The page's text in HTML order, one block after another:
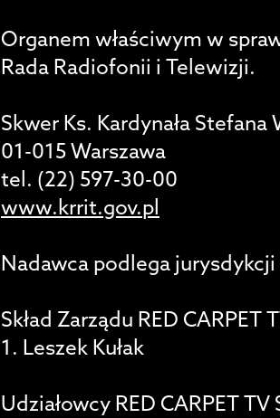
Organem właściwym w
Rada Radiofonii i Telewizji.
Skwer Ks. Kardynała
01-015 Warszawa
tel. (22) 597-30-00
www.krrit.gov.pl
Nadawca podlega
Skład Zarządu RED CARPET
1. Leszek Kułak
Udziałowcy RED CARPET TV